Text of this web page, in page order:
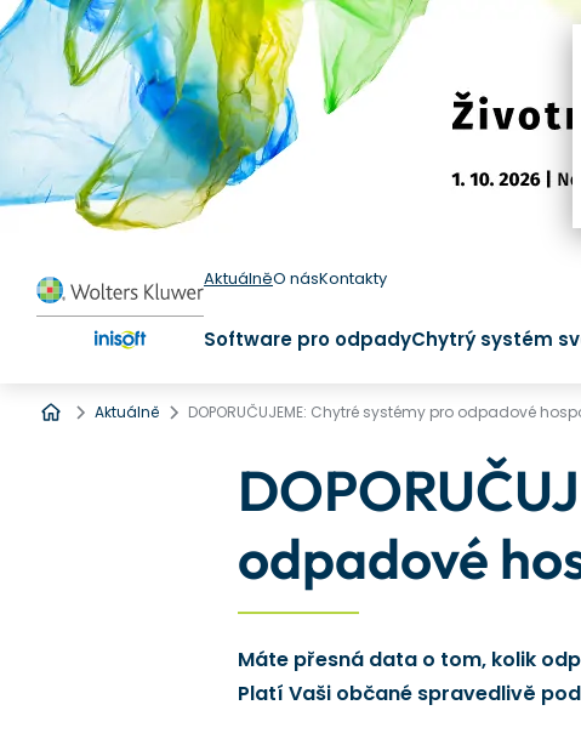
AktuálněO násKontakty
Software pro odpadyChytrý systém
Úvod
Aktuálně DOPORUČUJEME: Chytré systémy pro odpadové
odpadové
Máte přesná data o tom, kolik
Platí Vaši občané spravedlivě